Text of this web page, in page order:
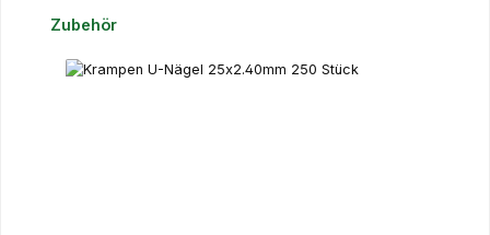
Produktgalerie überspringen
Zubehör